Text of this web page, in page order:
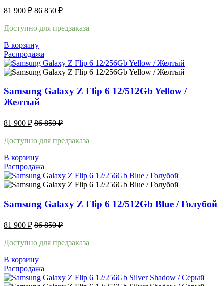
81 900 ₽ 86 850₽
Доступно для предзаказа
В корзину
Распродажа
Samsung Galaxy Z Flip 6 12/512Gb Yellow /
Желтый
81 900 ₽ 86 850₽
Доступно для предзаказа
В корзину
Распродажа
Samsung Galaxy Z Flip 6 12/512Gb Blue / Голубой
81 900 ₽ 86 850₽
Доступно для предзаказа
В корзину
Распродажа